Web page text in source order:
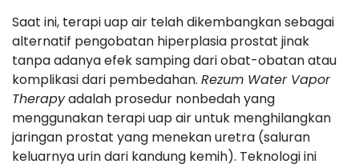
Saat ini, terapi uap air telah dikembangkan sebagai
alternatif pengobatan hiperplasia prostat jinak
tanpa adanya efek samping dari obat-obatan atau
komplikasi dari pembedahan. Rezum Water Vapor
Therapyadalah prosedur nonbedah yang
menggunakan terapi uap air untuk menghilangkan
jaringan prostat yang menekan uretra (saluran
keluarnya urin dari kandung kemih). Teknologi ini